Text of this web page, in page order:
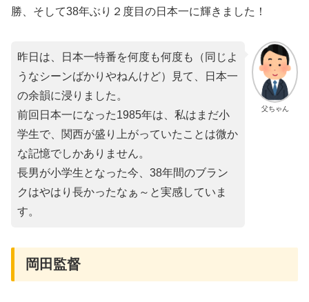
勝、そして38年ぶり２度目の日本一に輝きました！
父ちゃん
昨日は、日本一特番を何度も何度も（同じよ
うなシーンばかりやねんけど）見て、日本一
の余韻に浸りました。
前回日本一になった1985年は、私はまだ小
学生で、関西が盛り上がっていたことは微か
な記憶でしかありません。
長男が小学生となった今、38年間のブラン
クはやはり長かったなぁ～と実感していま
す。
岡田監督